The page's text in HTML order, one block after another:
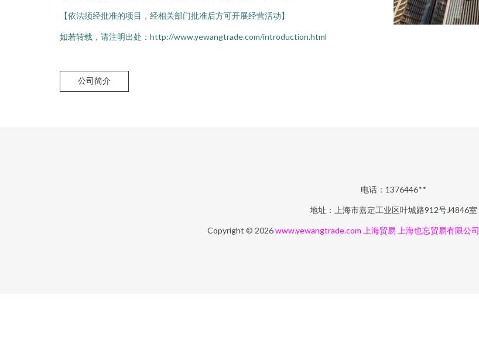
【依法须经批准的项目，经相关部门批准后方可开展经营活动】
如若转载，请注明出处：http://www.yewangtrade.com/introduction.html
公司简介
电话：1376446**
地址：上海市嘉定工业区叶城路912号J4846室
Copyright © 2026www.yewangtrade.com 上海贸易 上海也忘贸易有限公司